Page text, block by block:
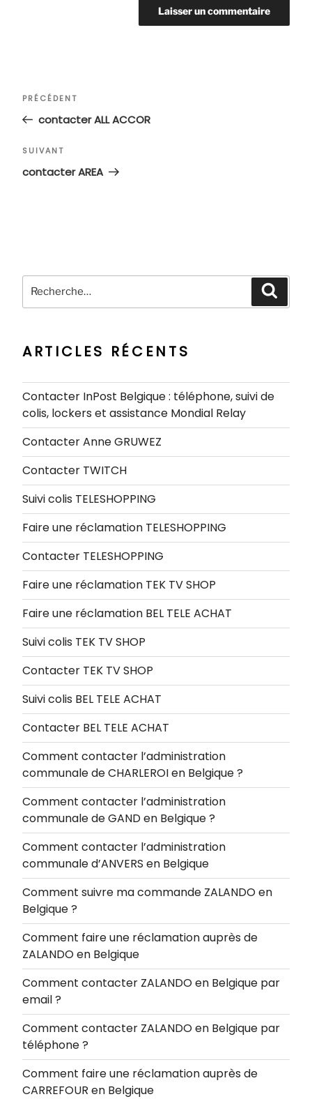
Navigation
l’article
Article
précédent
PRÉCÉDENT
contacter ALL ACCOR
Article
suivant
SUIVANT
contacter AREA
Recherche
pour
ARTICLES RÉCENTS
Contacter InPost Belgique : téléphone, suivi de
colis, lockers et assistance Mondial Relay
Contacter Anne GRUWEZ
Contacter TWITCH
Suivi colis TELESHOPPING
Faire une réclamation TELESHOPPING
Contacter TELESHOPPING
Faire une réclamation TEK TV SHOP
Faire une réclamation BEL TELE ACHAT
Suivi colis TEK TV SHOP
Contacter TEK TV SHOP
Suivi colis BEL TELE ACHAT
Contacter BEL TELE ACHAT
Comment contacter l’administration
communale de CHARLEROI en Belgique ?
Comment contacter l’administration
communale de GAND en Belgique ?
Comment contacter l’administration
communale d’ANVERS en Belgique
Comment suivre ma commande ZALANDO en
Belgique ?
Comment faire une réclamation auprès de
ZALANDO en Belgique
Comment contacter ZALANDO en Belgique par
email ?
Comment contacter ZALANDO en Belgique par
téléphone ?
Comment faire une réclamation auprès de
CARREFOUR en Belgique